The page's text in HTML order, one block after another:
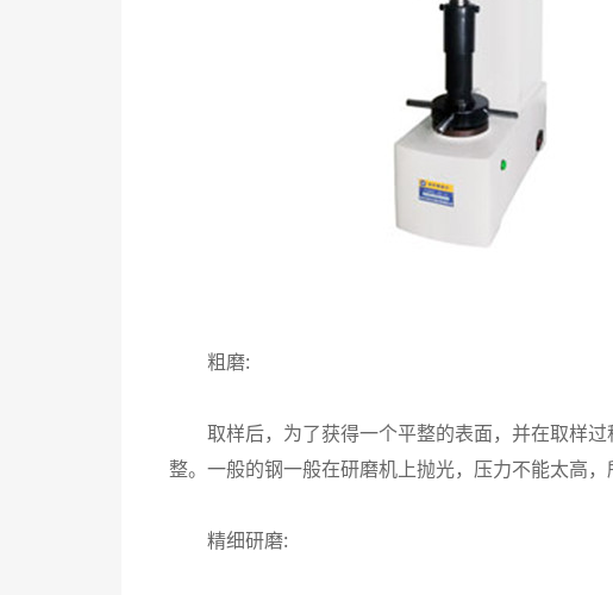
粗磨:
取样后，为了获得一个平整的表面，并在取样过
整。一般的钢一般在研磨机上抛光，压力不能太高
精细研磨: